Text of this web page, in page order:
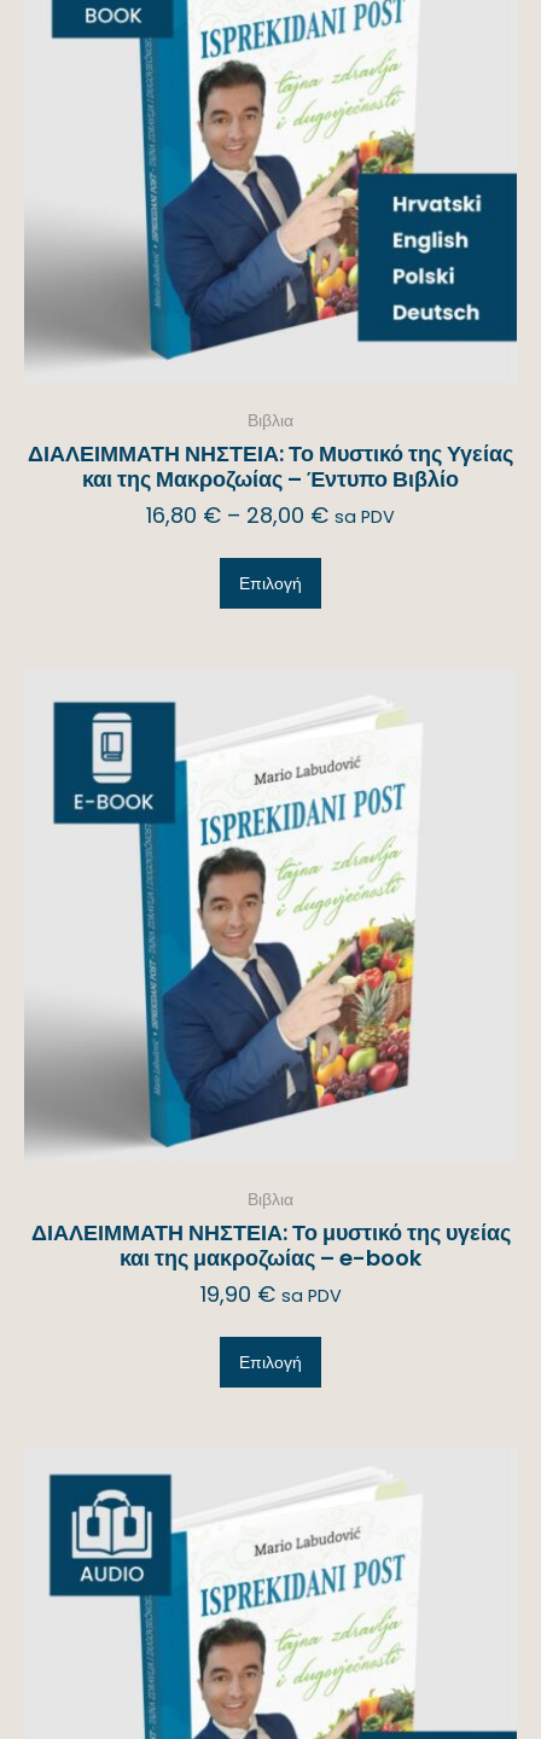
Βιβλια
ΔΙΑΛΕΙΜΜΑΤΗ ΝΗΣΤΕΙΑ: Το Μυστικό της Υγείας
και της Μακροζωίας – Έντυπο Βιβλίο
16,80 € – 28,00 € sa PDV
Επιλογή
Βιβλια
ΔΙΑΛΕΙΜΜΑΤΗ ΝΗΣΤΕΙΑ: Το μυστικό της υγείας
και της μακροζωίας – e-book
19,90 € sa PDV
Επιλογή